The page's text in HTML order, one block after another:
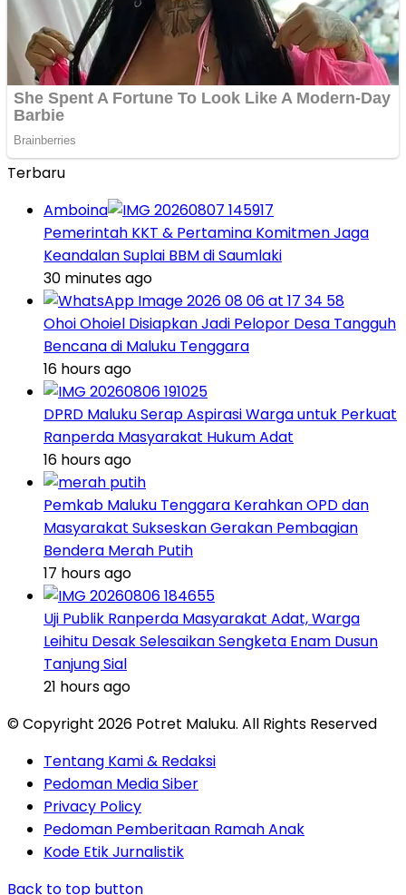
Terbaru
Amboina
Pemerintah KKT & Pertamina Komitmen Jaga
Keandalan Suplai BBM di Saumlaki
30 minutes ago
Ohoi Ohoiel Disiapkan Jadi Pelopor Desa Tangguh
Bencana di Maluku Tenggara
16 hours ago
DPRD Maluku Serap Aspirasi Warga untuk Perkuat
Ranperda Masyarakat Hukum Adat
16 hours ago
Pemkab Maluku Tenggara Kerahkan OPD dan
Masyarakat Sukseskan Gerakan Pembagian
Bendera Merah Putih
17 hours ago
Uji Publik Ranperda Masyarakat Adat, Warga
Leihitu Desak Selesaikan Sengketa Enam Dusun
Tanjung Sial
21 hours ago
© Copyright 2026 Potret Maluku. All Rights Reserved
Tentang Kami & Redaksi
Pedoman Media Siber
Privacy Policy
Pedoman Pemberitaan Ramah Anak
Kode Etik Jurnalistik
Back to top button